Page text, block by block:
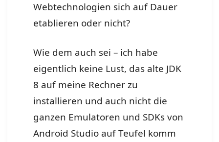
Webtechnologien sich auf Dauer
etablieren oder nicht?
Wie dem auch sei – ich habe
eigentlich keine Lust, das alte JDK
8 auf meine Rechner zu
installieren und auch nicht die
ganzen Emulatoren und SDKs von
Android Studio auf Teufel komm